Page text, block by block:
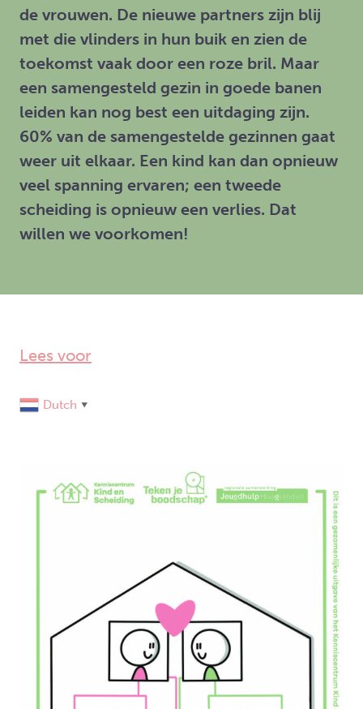
de vrouwen. De nieuwe partners zijn blij
met die vlinders in hun buik en zien de
toekomst vaak door een roze bril. Maar
een samengesteld gezin in goede banen
leiden kan nog best een uitdaging zijn.
60% van de samengestelde gezinnen gaat
weer uit elkaar. Een kind kan dan opnieuw
veel spanning ervaren; een tweede
scheiding is opnieuw een verlies. Dat
willen we voorkomen!
Lees voor
Dutch ▼